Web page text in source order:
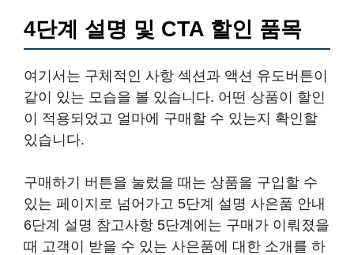
4단계 설명 및 CTA 할인 품목
여기서는 구체적인 사항 섹션과 액션 유도버튼이
같이 있는 모습을 볼 있습니다. 어떤 상품이 할인
이 적용되었고 얼마에 구매할 수 있는지 확인할
있습니다.
구매하기 버튼을 눌렀을 때는 상품을 구입할 수
있는 페이지로 넘어가고 5단계 설명 사은품 안내
6단계 설명 참고사항 5단계에는 구매가 이뤄졌을
때 고객이 받을 수 있는 사은품에 대한 소개를 하